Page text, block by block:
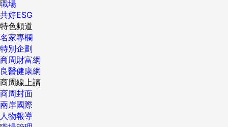
職場
共好ESG
特色頻道
名家專欄
特別企劃
商周財富網
良醫健康網
商周線上讀
商周封面
兩岸國際
人物報導